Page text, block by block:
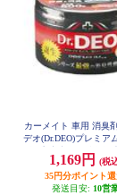
カーメイト 車用 消臭
デオ(Dr.DEO)プレミア
0g D225
1,169円
(税
35円分ポイント
発送目安: 10営